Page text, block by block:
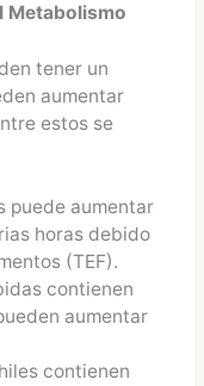
Metabolismo
tener un
aumentar
estos se
puede aumentar
horas debido
(TEF).
contienen
aumentar
contienen